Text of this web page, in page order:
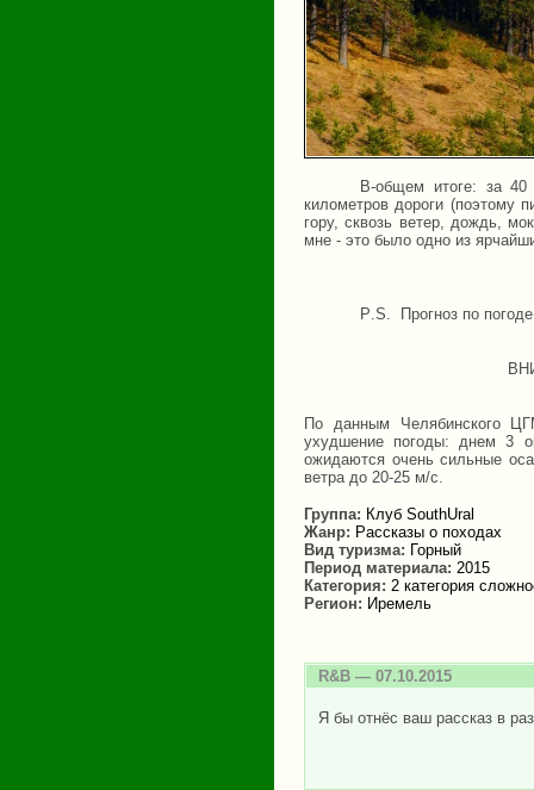
В-общем итоге: за
километров дороги (поэтому
гору, сквозь ветер, дождь,
мне - это было одно из
P.S. Прогноз по
По данным Челябинского
ухудшение погоды: днем 3
ожидаются очень сильные
ветра до 20-25 м/с.
Группа: Клуб SouthUral
Жанр: Рассказы о походах
Вид туризма: Горный
Период материала: 2015
Категория: 2 категория
Регион: Иремель
R&B — 07.10.2015
Я бы отнёс ваш рассказ в